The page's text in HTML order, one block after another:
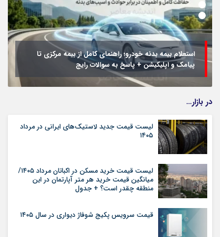
استعلام بیمه بدنه خودرو؛ راهنمای کامل از بیمه مرکزی تا
پیامک و اپلیکیشن + پاسخ به سوالات رایج
در بازار…
لیست قیمت جدید لاستیک‌های ایرانی در مرداد
۱۴۰۵
لیست قیمت خرید مسکن در اکباتان مرداد ۱۴۰۵/
میانگین قیمت خرید هر متر آپارتمان در این
منطقه چقدر است؟ + جدول
قیمت سرویس پکیج شوفاژ دیواری در سال ۱۴۰۵